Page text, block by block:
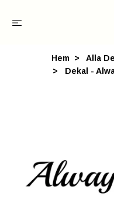
Hem Alla
Dekal -